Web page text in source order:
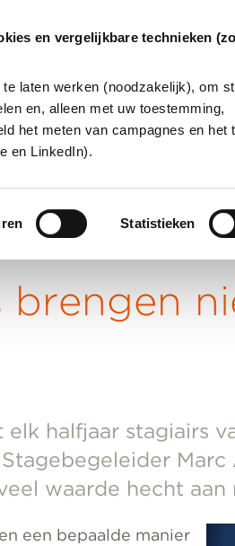
en vergelijkbare technieken
laten werken (noodzakelijk), om
en, alleen met uw toestemming,
het meten van campagnes en het
en LinkedIn).
Statistieken
OVER ONS
brengen
halfjaar stagiairs
Marc
waarde hecht aan
een bepaalde manier